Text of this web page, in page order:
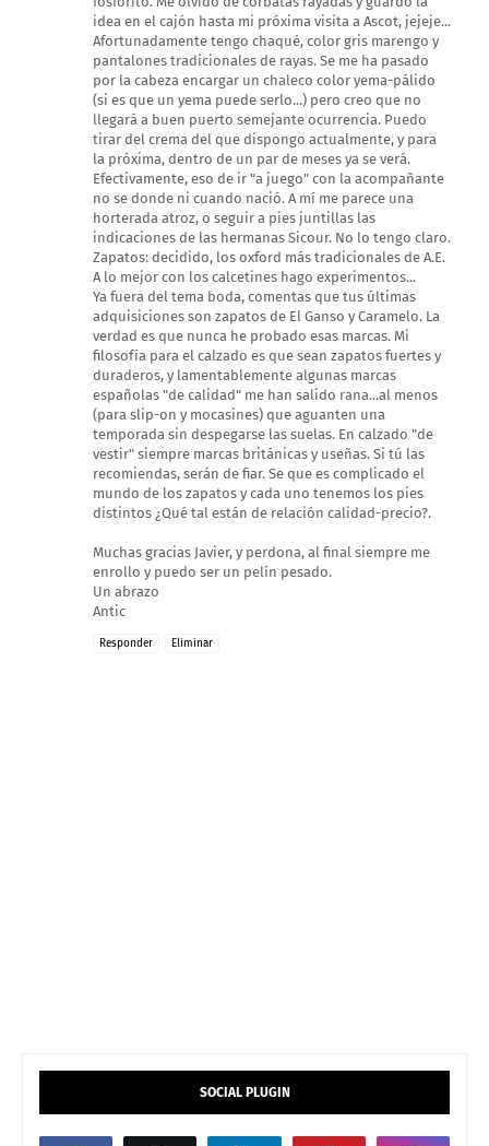
idea en el cajón hasta mi próxima visita a Ascot, jejeje...
Afortunadamente tengo chaqué, color gris marengo y
pantalones tradicionales de rayas. Se me ha pasado
por la cabeza encargar un chaleco color yema-pálido
(si es que un yema puede serlo...) pero creo que no
llegará a buen puerto semejante ocurrencia. Puedo
tirar del crema del que dispongo actualmente, y para
la próxima, dentro de un par de meses ya se verá.
Efectivamente, eso de ir "a juego" con la acompañante
no se donde ni cuando nació. A mí me parece una
horterada atroz, o seguir a pies juntillas las
indicaciones de las hermanas Sicour. No lo tengo claro.
Zapatos: decidido, los oxford más tradicionales de A.E.
A lo mejor con los calcetines hago experimentos...
Ya fuera del tema boda, comentas que tus últimas
adquisiciones son zapatos de El Ganso y Caramelo. La
verdad es que nunca he probado esas marcas. Mi
filosofía para el calzado es que sean zapatos fuertes y
duraderos, y lamentablemente algunas marcas
españolas "de calidad" me han salido rana...al menos
(para slip-on y mocasines) que aguanten una
temporada sin despegarse las suelas. En calzado "de
vestir" siempre marcas británicas y useñas. Si tú las
recomiendas, serán de fiar. Se que es complicado el
mundo de los zapatos y cada uno tenemos los pies
distintos ¿Qué tal están de relación calidad-precio?.
Muchas gracias Javier, y perdona, al final siempre me
enrollo y puedo ser un pelín pesado.
Un abrazo
Antic
Responder Eliminar
SOCIAL PLUGIN